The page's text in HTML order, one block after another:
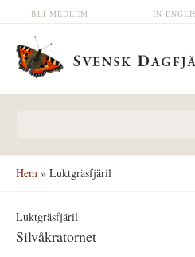
Hoppa till huvudinnehåll IN
BLI MEDLEM
Hem » Luktgräsfjäril
Luktgräsfjäril
Silvåkratornet